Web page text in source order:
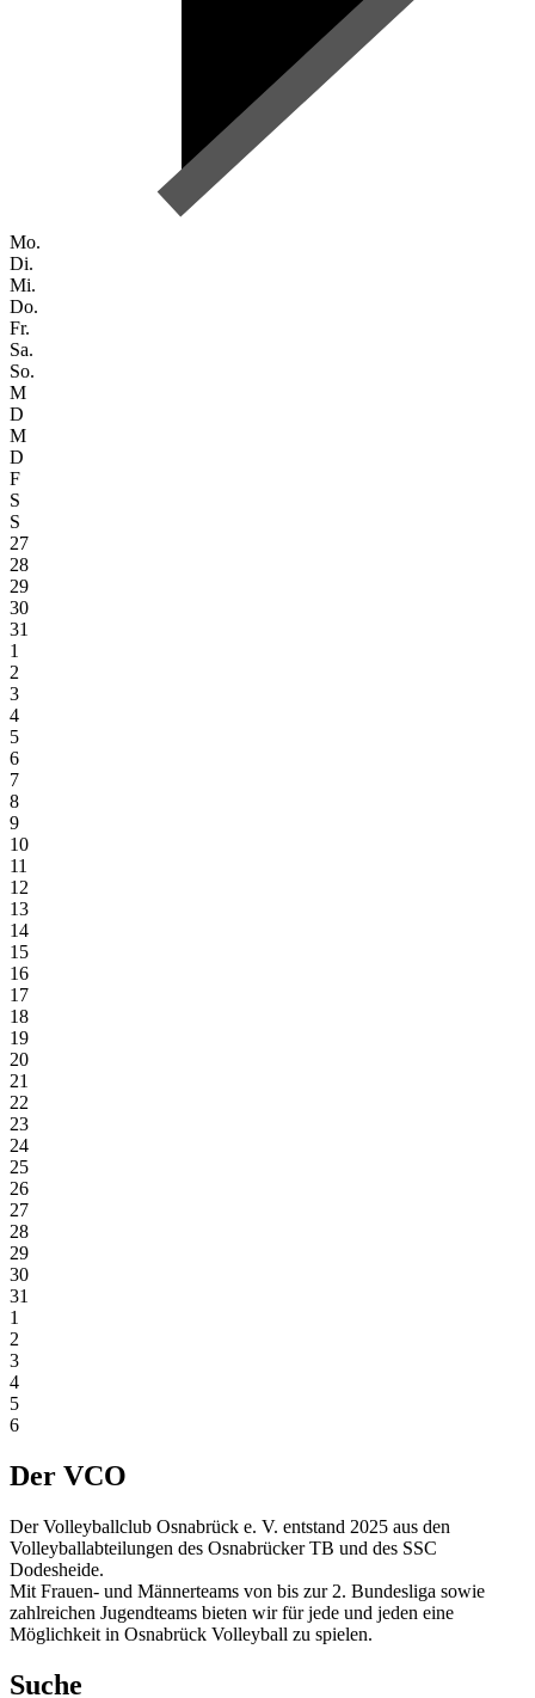
Mo.
Di.
Mi.
Do.
Fr.
Sa.
So.
M
D
M
D
F
S
S
27
28
29
30
31
1
2
3
4
5
6
7
8
9
10
11
12
13
14
15
16
17
18
19
20
21
22
23
24
25
26
27
28
29
30
31
1
2
3
4
5
6
Der VCO
Der Volleyballclub Osnabrück e. V. entstand 2025 aus den
Volleyballabteilungen des Osnabrücker TB und des SSC
Dodesheide.
Mit Frauen- und Männerteams von bis zur 2. Bundesliga sowie
zahlreichen Jugendteams bieten wir für jede und jeden eine
Möglichkeit in Osnabrück Volleyball zu spielen.
Suche